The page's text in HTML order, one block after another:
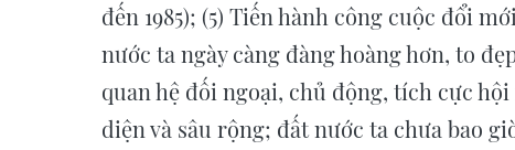
đến 1985); (5) Tiến hành công cuộc đổi
nước ta ngày càng đàng hoàng hơn, to
quan hệ đối ngoại, chủ động, tích cực
diện và sâu rộng; đất nước ta chưa bao